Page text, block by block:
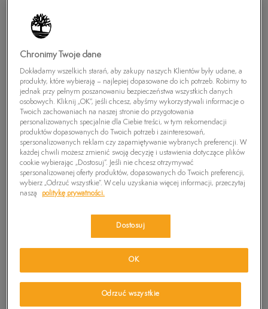
TIMBERLAND ASPHALT TRAIL FTK
Chronimy Twoje dane
Dokładamy wszelkich starań, aby zakupy naszych Klientów były udane, a
produkty, które wybierają – najlepiej dopasowane do ich potrzeb. Robimy to
jednak przy pełnym poszanowaniu bezpieczeństwa wszystkich danych
osobowych. Kliknij „OK”, jeśli chcesz, abyśmy wykorzystywali informacje o
Twoich zachowaniach na naszej stronie do przygotowania
personalizowanych specjalnie dla Ciebie treści, w tym rekomendacji
produktów dopasowanych do Twoich potrzeb i zainteresowań,
spersonalizowanych reklam czy zapamiętywanie wybranych preferencji. W
każdej chwili możesz zmienić swoją decyzję i ustawienia dotyczące plików
cookie wybierając „Dostosuj”. Jeśli nie chcesz otrzymywać
spersonalizowanej oferty produktów, dopasowanych do Twoich preferencji,
wybierz „Odrzuć wszystkie”. W celu uzyskania więcej informacji, przeczytaj
naszą
politykę prywatności.
Dostosuj
Odrzuć wszystkie
OK